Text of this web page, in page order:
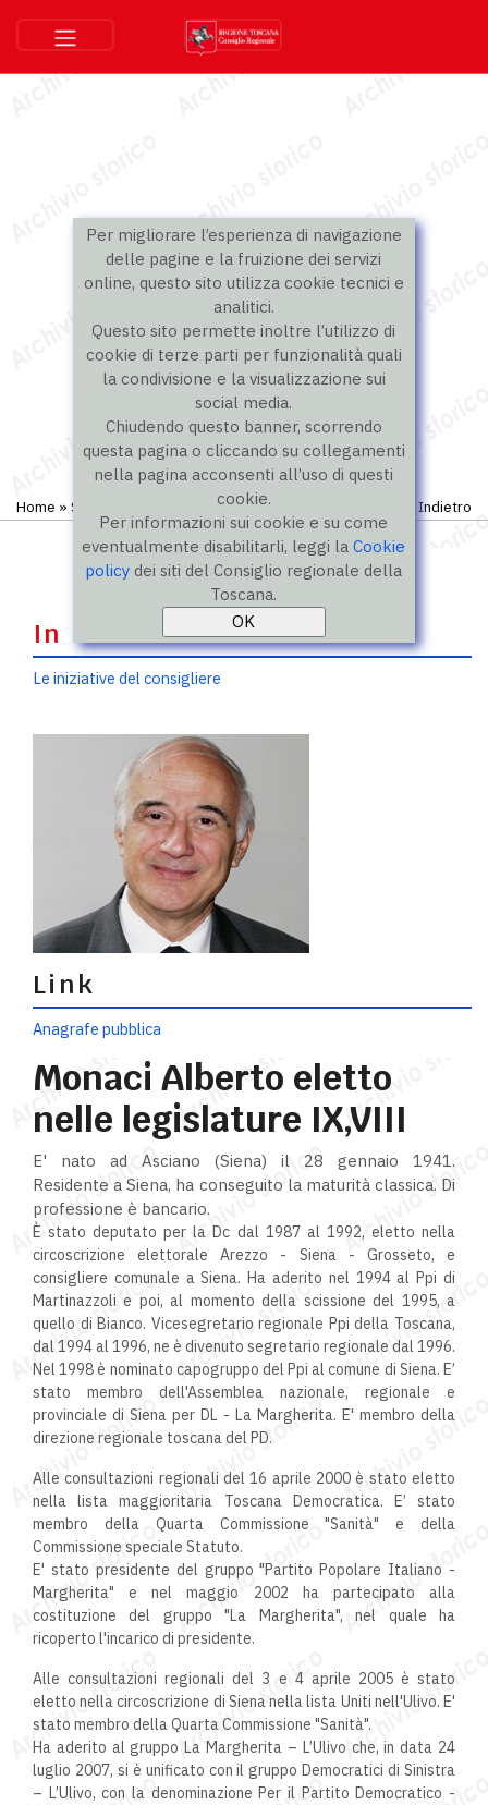
Per migliorare l’esperienza di navigazione
delle pagine e la fruizione dei servizi
online, questo sito utilizza cookie tecnici e
analitici.
Questo sito permette inoltre l’utilizzo di
cookie di terze parti per funzionalità quali
la condivisione e la visualizzazione sui
social media.
Chiudendo questo banner, scorrendo
questa pagina o cliccando su collegamenti
nella pagina acconsenti all’uso di questi
cookie.
Per informazioni sui cookie e su come
eventualmente disabilitarli, leggi laCookie
policy dei siti del Consiglio regionale della
Toscana.
Home » Storico IX legislatura»Consiglieri Indietro
In evidenza
Le iniziative del consigliere
Link
Anagrafe pubblica
Monaci Alberto eletto
nelle legislature IX,VIII
E' nato ad Asciano (Siena) il 28 gennaio 1941.
Residente a Siena, ha conseguito la maturità classica. Di
professione è bancario.
È stato deputato per la Dc dal 1987 al 1992, eletto nella
circoscrizione elettorale Arezzo - Siena - Grosseto, e
consigliere comunale a Siena. Ha aderito nel 1994 al Ppi di
Martinazzoli e poi, al momento della scissione del 1995, a
quello di Bianco. Vicesegretario regionale Ppi della Toscana,
dal 1994 al 1996, ne è divenuto segretario regionale dal 1996.
Nel 1998 è nominato capogruppo del Ppi al comune di Siena. E’
stato membro dell'Assemblea nazionale, regionale e
provinciale di Siena per DL - La Margherita. E' membro della
direzione regionale toscana del PD.
Alle consultazioni regionali del 16 aprile 2000 è stato eletto
nella lista maggioritaria Toscana Democratica. E’ stato
membro della Quarta Commissione "Sanità" e della
Commissione speciale Statuto.
E' stato presidente del gruppo "Partito Popolare Italiano -
Margherita" e nel maggio 2002 ha partecipato alla
costituzione del gruppo "La Margherita", nel quale ha
ricoperto l'incarico di presidente.
Alle consultazioni regionali del 3 e 4 aprile 2005 è stato
eletto nella circoscrizione di Siena nella lista Uniti nell'Ulivo. E'
stato membro della Quarta Commissione "Sanità".
Ha aderito al gruppo La Margherita – L’Ulivo che, in data 24
luglio 2007, si è unificato con il gruppo Democratici di Sinistra
– L’Ulivo, con la denominazione Per il Partito Democratico -